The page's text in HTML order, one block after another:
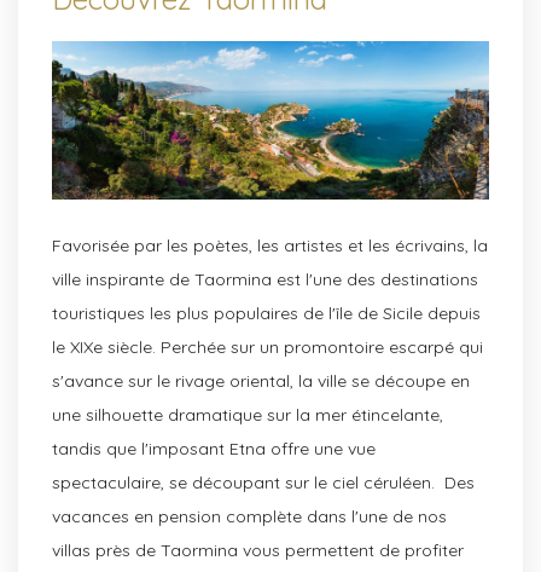
Favorisée par les poètes, les artistes et les écrivains, la
ville inspirante de Taormina est l'une des destinations
touristiques les plus populaires de l'île de Sicile depuis
le XIXe siècle. Perchée sur un promontoire escarpé qui
s'avance sur le rivage oriental, la ville se découpe en
une silhouette dramatique sur la mer étincelante,
tandis que l'imposant Etna offre une vue
spectaculaire, se découpant sur le ciel céruléen. Des
vacances en pension complète dans l'une de nos
villas près de Taormina vous permettent de profiter